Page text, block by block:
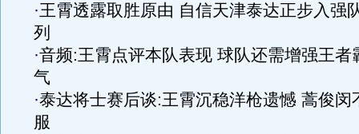
·王霄透露取胜原由 自信天津泰达正步入强
列
·音频:王霄点评本队表现 球队还需增强王者
气
·泰达将士赛后谈:王霄沉稳洋枪遗憾 蒿俊闵
服